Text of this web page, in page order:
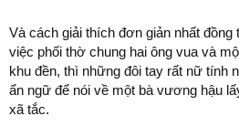
Và cách giải thích đơn giản nhất
việc phối thờ chung hai ông vua và
khu đền, thì những đôi tay rất nữ tính
ẩn ngữ để nói về một bà vương hậu
xã tắc.